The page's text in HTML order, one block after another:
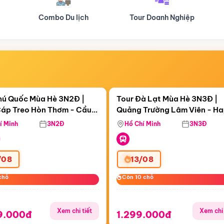
Tour Doanh Nghiệp Du lịch Hành Hương
12:44:11
Treo Hòn Thơm
Quốc Mùa Hè 3N2Đ |
Treo Hòn Thơm - Cầu
Viên Nước Aquatopia
Minh 3N2Đ
Xem chi tiết
Còn06 ngày 12:44:11
Tour Đà Lạt Mùa Hè 3N3Đ |
Quảng Trường Lâm Viên -
Hill - Puppy Farm
Hồ Chí Minh 3N3Đ
13/08
Còn 10 chỗ
Còn 10 chỗ
1.299.000đ Xem